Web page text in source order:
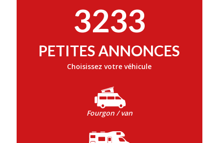
3233
PETITES ANNONCES
Choisissez votre véhicule
Fourgon / van